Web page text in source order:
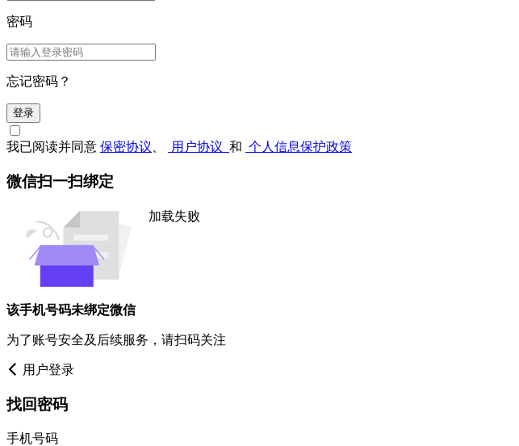
密码
忘记密码？
登录
我已阅读并同意 保密协议 用户协议 和 个人信息保护政策
微信扫一扫绑定
加载失败
该手机号码未绑定微信
为了账号安全及后续服务，请扫码关注
用户登录
找回密码
手机号码